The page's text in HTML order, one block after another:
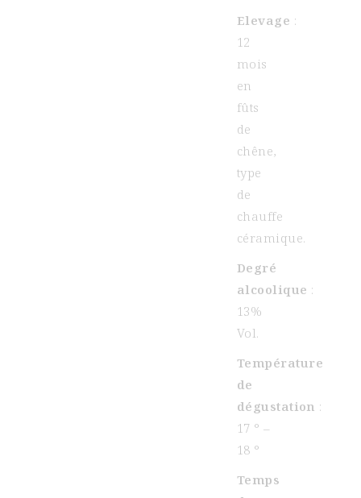
Elevage :
12
mois
en
fûts
de
chêne,
type
de
chauffe
céramique.
Degré
alcoolique :
13%
Vol.
Température
de
dégustation :
17 ° –
18 °
Temps